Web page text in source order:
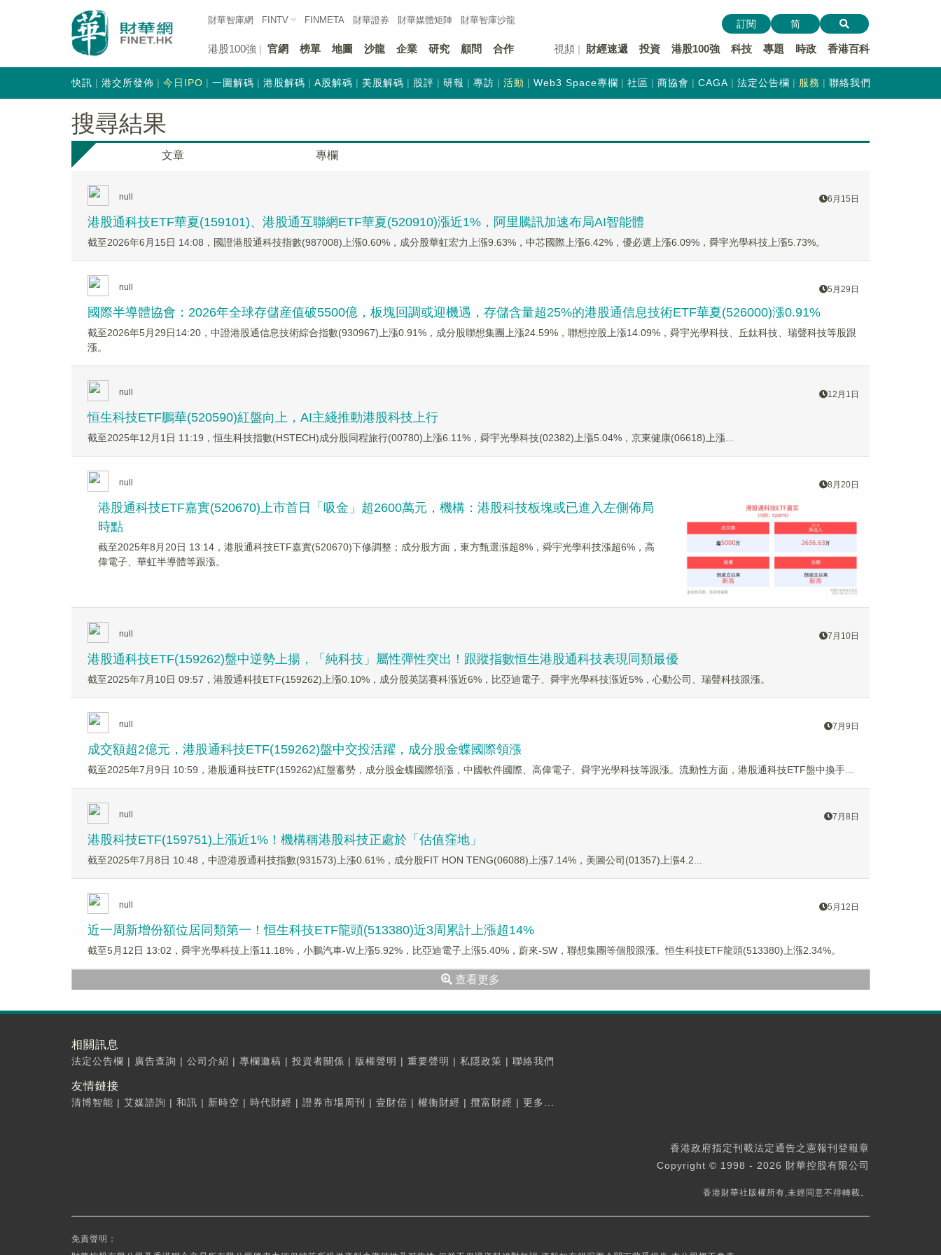
財華智庫網 FINTV FINMETA 財華證券 財華媒體矩陣 財華智庫沙龍
港股100強 官網 榜單 地圖 沙龍 企業 研究 顧問 合作 視頻 財經速遞 投資 港股100強 科技 專題 時政 香港百科
訂閱 简
快訊 港交所發佈 今日IPO 一圖解碼 港股解碼 A股解碼 美股解碼 股評 研報 專訪 活動 Web3 Space專欄 社區 商協會 CAGA 法定公告欄 服務 聯絡我們
搜尋結果
文章 專欄
null 6月15日
港股通科技ETF華夏(159101)、港股通互聯網ETF華夏(520910)漲近1%，阿里騰訊加速布局AI智能體
截至2026年6月15日 14:08，國證港股通科技指數(987008)上漲0.60%，成分股華虹宏力上漲9.63%，中芯國際上漲6.42%，優必選上漲6.09%，舜宇光學科技上漲5.73%。
null 5月29日
國際半導體協會：2026年全球存儲産值破5500億，板塊回調或迎機遇，存儲含量超25%的港股通信息技術ETF華夏(526000)漲0.91%
截至2026年5月29日14:20，中證港股通信息技術綜合指數(930967)上漲0.91%，成分股聯想集團上漲24.59%，聯想控股上漲14.09%，舜宇光學科技、丘鈦科技、瑞聲科技等股跟
漲。
null 12月1日
恒生科技ETF鵬華(520590)紅盤向上，AI主綫推動港股科技上行
截至2025年12月1日 11:19，恒生科技指數(HSTECH)成分股同程旅行(00780)上漲6.11%，舜宇光學科技(02382)上漲5.04%，京東健康(06618)上漲...
null 8月20日
港股通科技ETF嘉實(520670)上市首日「吸金」超2600萬元，機構：港股科技板塊或已進入左側佈局
時點
截至2025年8月20日 13:14，港股通科技ETF嘉實(520670)下修調整；成分股方面，東方甄選漲超8%，舜宇光學科技漲超6%，高
偉電子、華虹半導體等跟漲。
null 7月10日
港股通科技ETF(159262)盤中逆勢上揚，「純科技」屬性彈性突出！跟蹤指數恒生港股通科技表現同類最優
截至2025年7月10日 09:57，港股通科技ETF(159262)上漲0.10%，成分股英諾賽科漲近6%，比亞迪電子、舜宇光學科技漲近5%，心動公司、瑞聲科技跟漲。
null 7月9日
成交額超2億元，港股通科技ETF(159262)盤中交投活躍，成分股金蝶國際領漲
截至2025年7月9日 10:59，港股通科技ETF(159262)紅盤蓄勢，成分股金蝶國際領漲，中國軟件國際、高偉電子、舜宇光學科技等跟漲。流動性方面，港股通科技ETF盤中換手...
null 7月8日
港股科技ETF(159751)上漲近1%！機構稱港股科技正處於「估值窪地」
截至2025年7月8日 10:48，中證港股通科技指數(931573)上漲0.61%，成分股FIT HON TENG(06088)上漲7.14%，美圖公司(01357)上漲4.2...
null 5月12日
近一周新增份額位居同類第一！恒生科技ETF龍頭(513380)近3周累計上漲超14%
截至5月12日 13:02，舜宇光學科技上漲11.18%，小鵬汽車-W上漲5.92%，比亞迪電子上漲5.40%，蔚來-SW，聯想集團等個股跟漲。恒生科技ETF龍頭(513380)上漲2.34%。
查看更多
相關訊息
法定公告欄 | 廣告查詢 | 公司介紹 | 專欄邀稿 | 投資者關係 | 版權聲明 | 重要聲明 | 私隱政策 | 聯絡我們
友情鏈接
清博智能 | 艾媒諮詢 | 和訊 | 新時空 | 時代財經 | 證券市場周刊 | 壹財信 | 權衡財經 | 攬富財經 | 更多...
香港政府指定刊載法定通告之憲報刊登報章
Copyright © 1998 - 2026 財華控股有限公司
香港財華社版權所有,未經同意不得轉載。
免責聲明：